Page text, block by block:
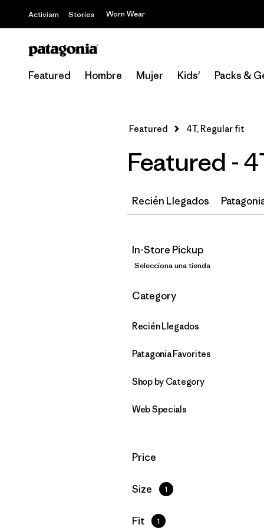
Activism Stories Worn Wear
Featured Hombre Mujer Kids' Packs &
Featured 4T, Regular fit
Featured -
Recién Llegados
In-Store Pickup
Selecciona una tienda
Filtrar por
Category
Recién Llegados
Patagonia Favorites
Shop by Category
Web Specials
Filtrar por
Price
Filtrar por
Size 1
Filtrar por
Fit 1